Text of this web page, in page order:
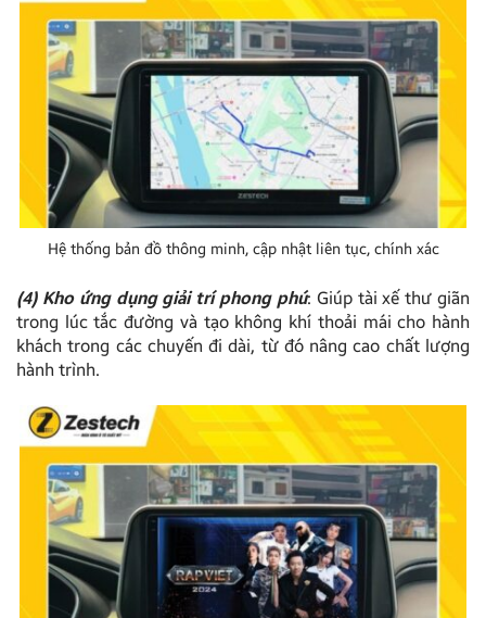
Hệ thống bản đồ thông minh, cập nhật liên tục, chính xác
(4) Kho ứng dụng giải trí phong phú: Giúp tài xế thư giãn
trong lúc tắc đường và tạo không khí thoải mái cho hành
khách trong các chuyến đi dài, từ đó nâng cao chất lượng
hành trình.